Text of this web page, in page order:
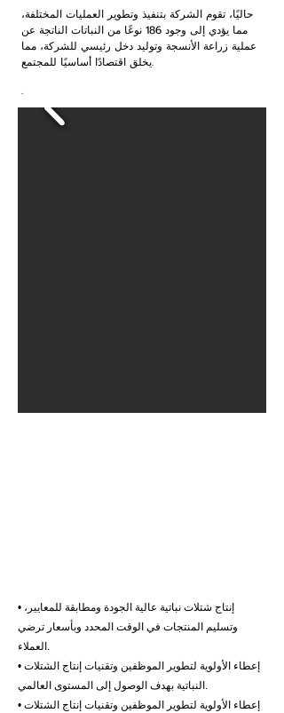
حاليًا، تقوم الشركة بتنفيذ وتطوير العمليات المختلفة،
مما يؤدي إلى وجود 186 نوعًا من النباتات الناتجة عن
عملية زراعة الأنسجة وتوليد دخل رئيسي للشركة، مما
يخلق اقتصادًا أساسيًا للمجتمع.
.
• إنتاج شتلات نباتية عالية الجودة ومطابقة للمعايير،
وتسليم المنتجات في الوقت المحدد وبأسعار ترضي
العملاء.
• إعطاء الأولوية لتطوير الموظفين وتقنيات إنتاج الشتلات
النباتية بهدف الوصول إلى المستوى العالمي.
• إعطاء الأولوية لتطوير الموظفين وتقنيات إنتاج الشتلات